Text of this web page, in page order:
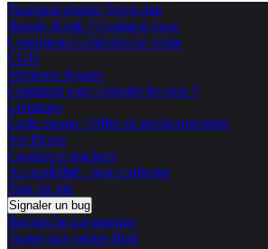
Pourquoi choisir TopAchat
Besoin d'aide ? Contacte nous
Conditions Générales de vente
CGU
Mentions légales
Comment sont collectés les avis ?
Livraison
Code promo / Offre de remboursement
Vie Privée
Cookies et trackers
Accessibilité : non conforme
Plan du site
Signaler un bug
Recherche par marque
Toutes nos ventes flash